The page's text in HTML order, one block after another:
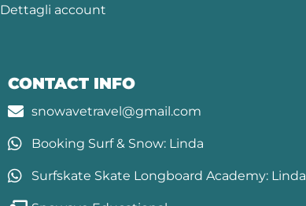
Dettagli account
CONTACT INFO
snowavetravel@gmail.com
Booking Surf & Snow: Linda
Surfskate Skate Longboard Academy: Linda